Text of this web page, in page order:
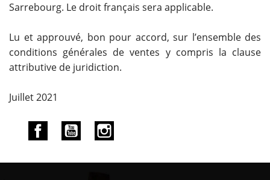
Sarrebourg. Le droit français sera applicable.
Lu et approuvé, bon pour accord, sur l’ensemble des
conditions générales de ventes y compris la clause
attributive de juridiction.
Juillet 2021
Facebook YouTube